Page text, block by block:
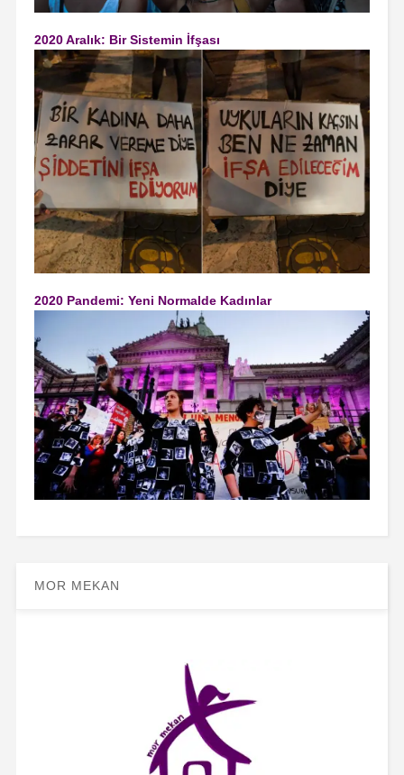
2020 Aralık: Bir Sistemin İfşası
2020 Pandemi: Yeni Normalde Kadınlar
MOR MEKAN